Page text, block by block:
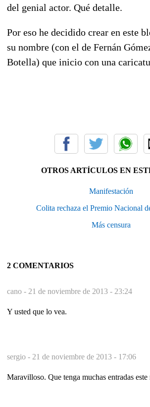
del genial actor. Qué detalle.
Por eso he decidido crear en este
su nombre (con el de Fernán
Botella) que inicio con una
OTROS ARTÍCULOS EN
Manifestación
Colita rechaza el Premio Nacional
Más censura
2 COMENTARIOS
cano - 21 de noviembre de 2013 - 23:24
Y usted que lo vea.
sergio - 21 de noviembre de 2013 - 17:06
Maravilloso. Que tenga muchas entradas este